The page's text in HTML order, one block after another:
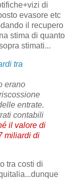
di
evasore etc
il recupero
stima di quanto
stimati...
tra
erano
entrate.
contabili
il valore di
miliardi di
tra costi di